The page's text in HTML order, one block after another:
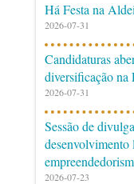
Há Festa na
2026-07-31
Candidaturas
diversificação na
2026-07-31
Sessão de
desenvolvimento
2026-07-23